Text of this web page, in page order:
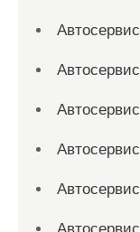
Автосервис
Автосервис
Автосервис
Автосервис
Автосервис